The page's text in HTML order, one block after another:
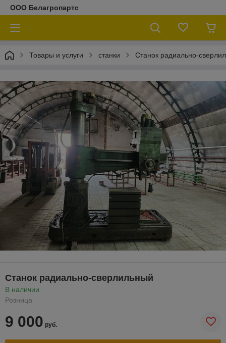
ООО Белагропартс
Товары и услуги станки Станок радиально-
Станок радиально-сверлильный
В наличии
Розница
9 000 руб.